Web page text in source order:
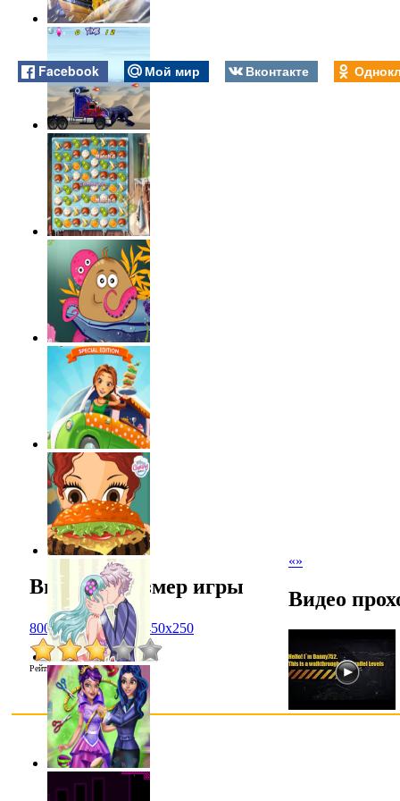
Facebook Мой мир Вконтакте
«»
Выбрать размер игры
800x600 1024x768 450x250
Рейтинг:2.8/4
Видео